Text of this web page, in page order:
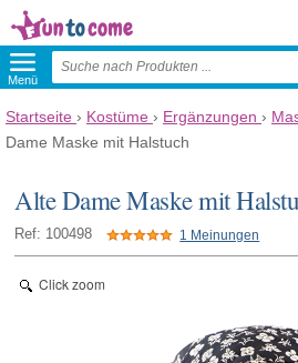
Menü
Startseite › Kostüme › Ergänzungen ›
Dame Maske mit Halstuch
Alte Dame Maske mit
Ref: 100498 1 Meinungen
Click zoom